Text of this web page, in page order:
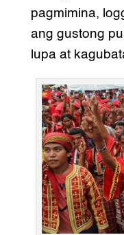
pagmimina,
ang gustong
lupa at